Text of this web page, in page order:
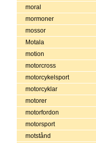
moral
mormoner
mossor
Motala
motion
motorcross
motorcykelsport
motorcyklar
motorer
motorfordon
motorsport
motstånd